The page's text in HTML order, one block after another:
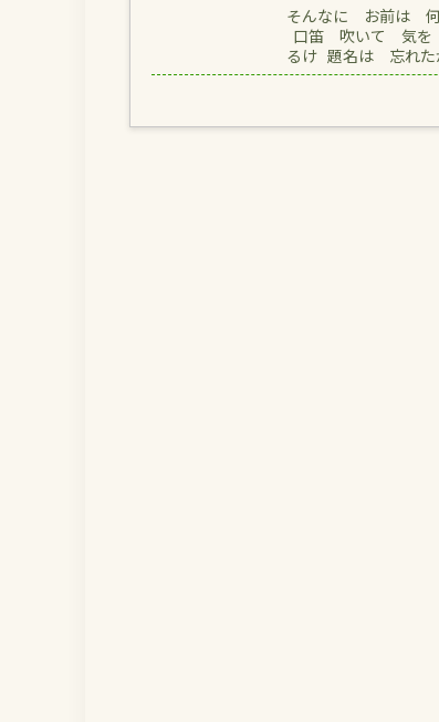
そんなに お前は
口笛 吹いて 気を
るけ 題名は 忘れ